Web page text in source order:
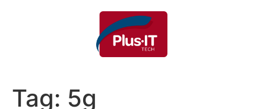
Tag: 5g